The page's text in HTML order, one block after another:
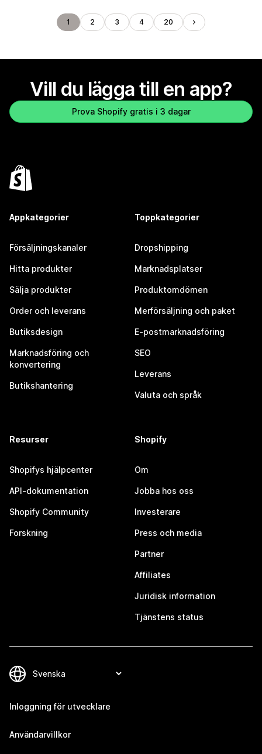
1 2 3 4 20
Vill du lägga till en app?
Prova Shopify gratis i 3 dagar
Appkategorier
Försäljningskanaler
Hitta produkter
Sälja produkter
Order och leverans
Butiksdesign
Marknadsföring och
konvertering
Butikshantering
Toppkategorier
Dropshipping
Marknadsplatser
Produktomdömen
Merförsäljning och paket
E-postmarknadsföring
SEO
Leverans
Valuta och språk
Resurser
Shopifys hjälpcenter
API-dokumentation
Shopify Community
Forskning
Shopify
Om
Jobba hos oss
Investerare
Press och media
Partner
Affiliates
Juridisk information
Tjänstens status
Inloggning för utvecklare
Användarvillkor